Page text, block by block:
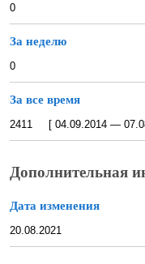
0
За неделю
0
За все время
2411 [ 04.09.2014 —
Дополнительная
Дата изменения
20.08.2021